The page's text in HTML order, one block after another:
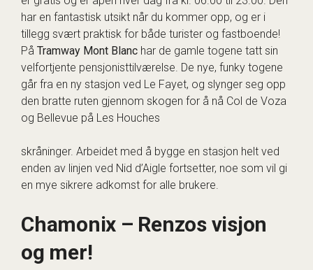
har en fantastisk utsikt når du kommer opp, og er i
tillegg svært praktisk for både turister og fastboende!
På Tramway Mont Blanc har de gamle togene tatt sin
velfortjente pensjonisttilværelse. De nye, funky togene
går fra en ny stasjon ved Le Fayet, og slynger seg opp
den bratte ruten gjennom skogen for å nå Col de Voza
og Bellevue på Les Houches
skråninger. Arbeidet med å bygge en stasjon helt ved
enden av linjen ved Nid d’Aigle fortsetter, noe som vil gi
en mye sikrere adkomst for alle brukere.
Chamonix – Renzos visjon
og mer!